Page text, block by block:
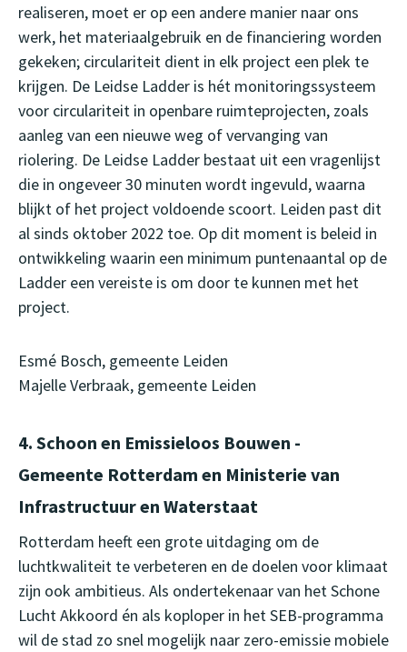
realiseren, moet er op een andere manier naar ons
werk, het materiaalgebruik en de financiering worden
gekeken; circulariteit dient in elk project een plek te
krijgen. De Leidse Ladder is hét monitoringssysteem
voor circulariteit in openbare ruimteprojecten, zoals
aanleg van een nieuwe weg of vervanging van
riolering. De Leidse Ladder bestaat uit een vragenlijst
die in ongeveer 30 minuten wordt ingevuld, waarna
blijkt of het project voldoende scoort. Leiden past dit
al sinds oktober 2022 toe. Op dit moment is beleid in
ontwikkeling waarin een minimum puntenaantal op de
Ladder een vereiste is om door te kunnen met het
project.
Esmé Bosch, gemeente Leiden
Majelle Verbraak, gemeente Leiden
4. Schoon en Emissieloos Bouwen -
Gemeente Rotterdam en Ministerie van
Infrastructuur en Waterstaat
Rotterdam heeft een grote uitdaging om de
luchtkwaliteit te verbeteren en de doelen voor klimaat
zijn ook ambitieus. Als ondertekenaar van het Schone
Lucht Akkoord én als koploper in het SEB-programma
wil de stad zo snel mogelijk naar zero-emissie mobiele